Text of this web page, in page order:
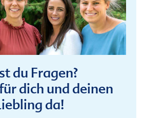
du Fragen?
dich und deinen
da!